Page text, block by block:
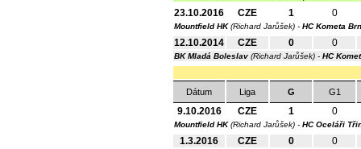
23.10.2016 CZE 1 0
Mountfield HK(Richard Jarůšek) - HC Kometa
12.10.2014 CZE 0 0
BK Mladá Boleslav (Richard Jarůšek) - HC
Dátum Liga G G1
9.10.2016 CZE 1 0
Mountfield HK(Richard Jarůšek) - HC Oceláři
1.3.2016 CZE 0 0